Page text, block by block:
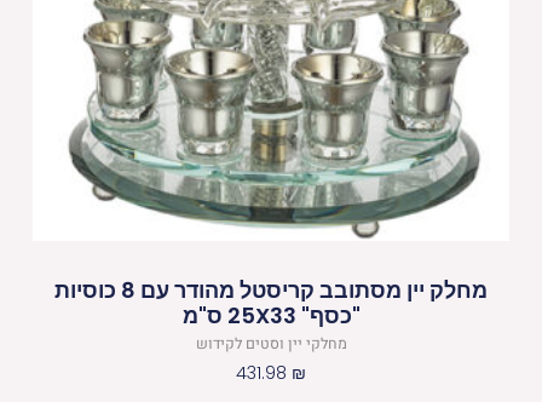
מחלק יין מסתובב קריסטל מהודר עם 8 כוסיות
"כסף" 25X33 ס"מ
מחלקי יין וסטים לקידוש
431.98 ₪